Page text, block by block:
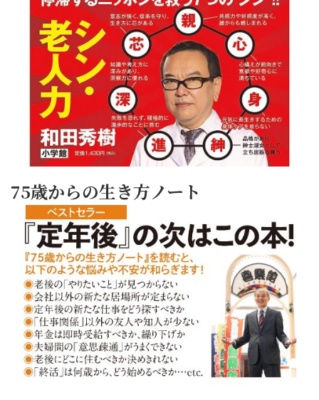
75歳からの生き方ノート